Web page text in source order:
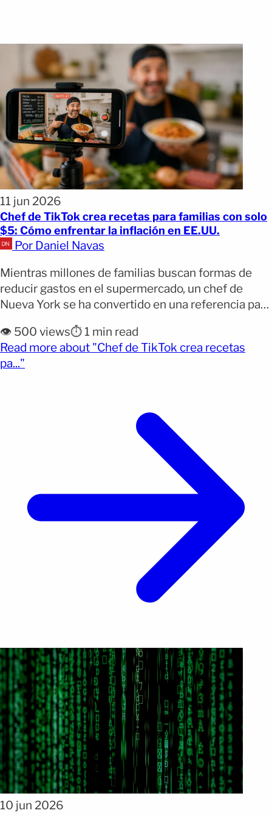
11 jun 2026
Chef de TikTok crea recetas para familias con solo
$5: Cómo enfrentar la inflación en EE.UU.
Por Daniel Navas
Mientras millones de familias buscan formas de
reducir gastos en el supermercado, un chef de
Nueva York se ha convertido en una referencia para
presupuestos ajustados. Maurice Levene, conocido
en TikTok como «Chef Moe», comparte recetas
económicas que muestran cómo preparar varias
👁️ 500 views⏱️ 1 min read
Read more about "Chef de TikTok crea recetas
pa..."
10 jun 2026